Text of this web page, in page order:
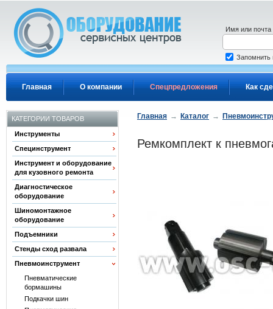
Главная О компании Спецпредложения Как
Имя или почта
Запомнить
КАТЕГОРИИ ТОВАРОВ
Инструменты
Специнструмент
Инструмент и оборудование
для кузовного ремонта
Диагностическое
оборудование
Шиномонтажное
оборудование
Подъемники
Стенды сход развала
Пневмоинструмент
Пневматические
бормашины
Подкачки шин
Главная → Каталог →
Ремкомплект к